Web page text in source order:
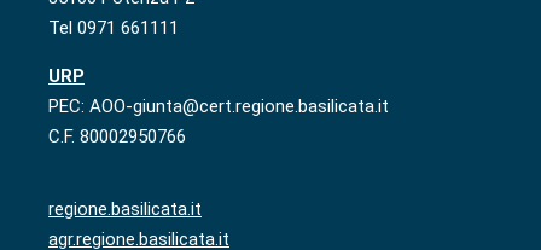
Tel 0971 661111
URP
PEC: AOO-giunta@cert.regione.basilicata.it
C.F. 80002950766
regione.basilicata.it
agr.regione.basilicata.it